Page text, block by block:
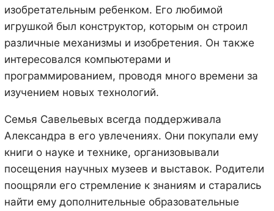
изобретательным ребенком. Его любимой
игрушкой был конструктор, которым он строил
различные механизмы и изобретения. Он также
интересовался компьютерами и
программированием, проводя много времени за
изучением новых технологий.
Семья Савельевых всегда поддерживала
Александра в его увлечениях. Они покупали ему
книги о науке и технике, организовывали
посещения научных музеев и выставок. Родители
поощряли его стремление к знаниям и старались
найти ему дополнительные образовательные